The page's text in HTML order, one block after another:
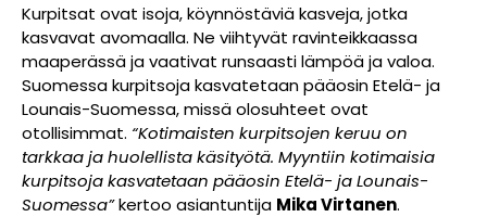
Kurpitsat ovat isoja, köynnöstäviä kasveja, jotka
kasvavat avomaalla. Ne viihtyvät ravinteikkaassa
maaperässä ja vaativat runsaasti lämpöä ja valoa.
Suomessa kurpitsoja kasvatetaan pääosin Etelä- ja
Lounais-Suomessa, missä olosuhteet ovat
otollisimmat. “Kotimaisten kurpitsojen keruu on
tarkkaa ja huolellista käsityötä. Myyntiin kotimaisia
kurpitsoja kasvatetaan pääosin Etelä- ja Lounais-
Suomessa”kertoo asiantuntija Mika Virtanen.